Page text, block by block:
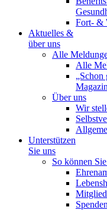
Fort- &
Aktuelles &
über uns
Alle
Alle
Über uns
Wir
Unterstützen
Sie uns
So können
Spenden